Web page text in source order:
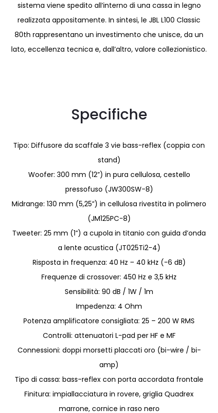
sistema viene spedito all’interno di una cassa in legno
realizzata appositamente. In sintesi, le JBL L100 Classic
80th rappresentano un investimento che unisce, da un
lato, eccellenza tecnica e, dall’altro, valore collezionistico.
Specifiche
Tipo: Diffusore da scaffale 3 vie bass-reflex (coppia con
stand)
Woofer: 300 mm (12”) in pura cellulosa, cestello
pressofuso (JW300SW-8)
Midrange: 130 mm (5,25”) in cellulosa rivestita in polimero
(JM125PC-8)
Tweeter: 25 mm (1”) a cupola in titanio con guida d’onda
a lente acustica (JT025Ti2-4)
Risposta in frequenza: 40 Hz – 40 kHz (-6 dB)
Frequenze di crossover: 450 Hz e 3,5 kHz
Sensibilità: 90 dB / 1W / 1m
Impedenza: 4 Ohm
Potenza amplificatore consigliata: 25 – 200 W RMS
Controlli: attenuatori L-pad per HF e MF
Connessioni: doppi morsetti placcati oro (bi-wire / bi-
amp)
Tipo di cassa: bass-reflex con porta accordata frontale
Finitura: impiallacciatura in rovere, griglia Quadrex
marrone, cornice in raso nero